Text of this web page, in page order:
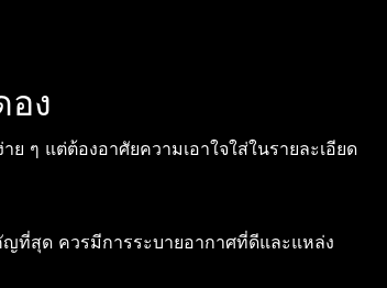
อง
ย ๆ แต่ต้องอาศัยความเอาใจใส่ในรายละเอียด
ที่สุด ควรมีการระบายอากาศที่ดีและแหล่ง